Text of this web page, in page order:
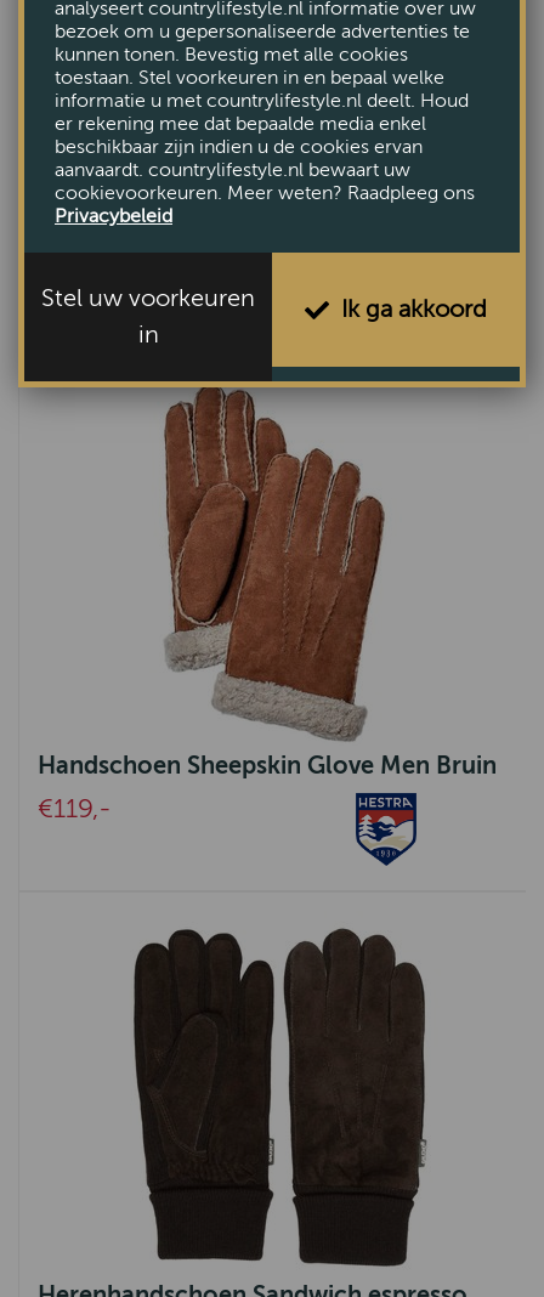
VOOR €40,-
Handschoen Sheepskin Glove Men Bruin
€119,-
analyseert countrylifestyle.nl informatie over uw
bezoek om u gepersonaliseerde advertenties te
kunnen tonen. Bevestig met alle cookies
toestaan. Stel voorkeuren in en bepaal welke
informatie u met countrylifestyle.nl deelt. Houd
er rekening mee dat bepaalde media enkel
beschikbaar zijn indien u de cookies ervan
aanvaardt. countrylifestyle.nl bewaart uw
cookievoorkeuren. Meer weten? Raadpleeg ons
Privacybeleid
Stel uw voorkeuren
in
Ik ga akkoord